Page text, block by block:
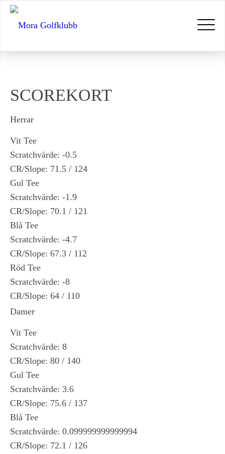
SCOREKORT
Herrar
Vit Tee
Scratchvärde: -0.5
CR/Slope: 71.5 / 124
Gul Tee
Scratchvärde: -1.9
CR/Slope: 70.1 / 121
Blå Tee
Scratchvärde: -4.7
CR/Slope: 67.3 / 112
Röd Tee
Scratchvärde: -8
CR/Slope: 64 / 110
Damer
Vit Tee
Scratchvärde: 8
CR/Slope: 80 / 140
Gul Tee
Scratchvärde: 3.6
CR/Slope: 75.6 / 137
Blå Tee
Scratchvärde: 0.099999999999994
CR/Slope: 72.1 / 126